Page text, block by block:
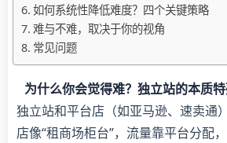
如何系统性降低难度？四个关键策略
难与不难，取决于你的视角
常见问题
为什么你会觉得难？独立站的本质
独立站和平台店（如亚马逊、速卖通
店像“租商场柜台”，流量靠平台分配